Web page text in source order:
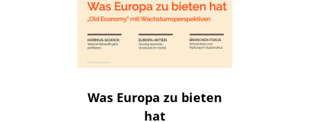
Was Europa zu bieten
hat